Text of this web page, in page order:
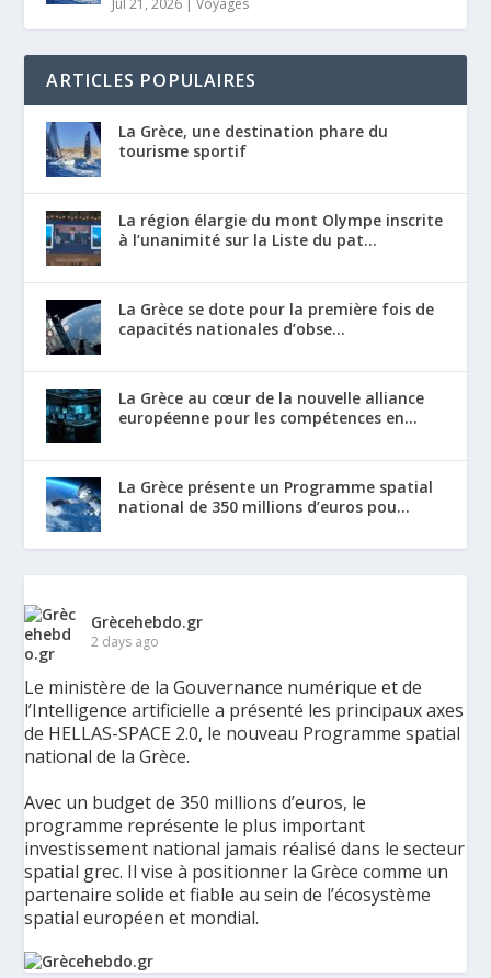
ARTICLES POPULAIRES
La Grèce, une destination phare du
tourisme sportif
La région élargie du mont Olympe inscrite
à l’unanimité sur la Liste du pat...
La Grèce se dote pour la première fois de
capacités nationales d’obse...
La Grèce au cœur de la nouvelle alliance
européenne pour les compétences en...
La Grèce présente un Programme spatial
national de 350 millions d’euros pou...
Grècehebdo.gr
2 days ago
Le ministère de la Gouvernance numérique et de
l’Intelligence artificielle a présenté les principaux axes
de HELLAS-SPACE 2.0, le nouveau Programme spatial
national de la Grèce.
Avec un budget de 350 millions d’euros, le
programme représente le plus important
investissement national jamais réalisé dans le secteur
spatial grec. Il vise à positionner la Grèce comme un
partenaire solide et fiable au sein de l’écosystème
spatial européen et mondial.